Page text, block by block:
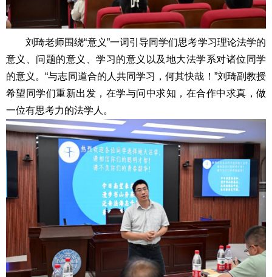
刘琦老师围绕“意义”一词引导同学们思考学习理论法学的
意义、问题的意义、学习的意义以及地大法学系对诸位同学
的意义。“与志同道合的人共同学习，何其快哉！”刘琦副教授
希望同学们重新出发，在学与问中求知，在合作中求真，做
一位有思考力的法学人。